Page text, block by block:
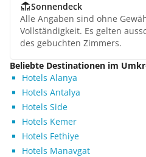
Sonnendeck
Alle Angaben sind ohne
Vollständigkeit. Es gelten
des gebuchten Zimmers.
Beliebte Destinationen im
Hotels Alanya
Hotels Antalya
Hotels Side
Hotels Kemer
Hotels Fethiye
Hotels Manavgat